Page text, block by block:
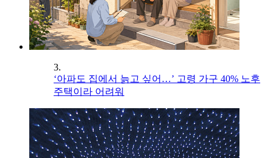
3.
‘아파도 집에서 늙고 싶어…’ 고령 가구 40% 노후
주택이라 어려워